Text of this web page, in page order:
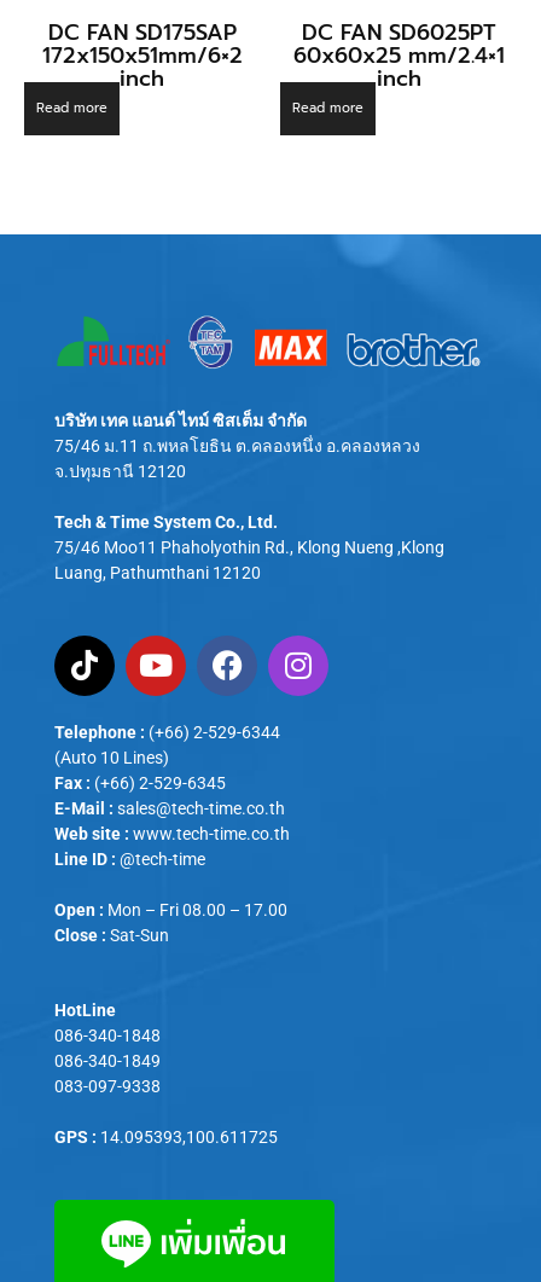
DC FAN SD175SAP
172x150x51mm/6×2
inch
Read more
DC FAN SD6025PT
60x60x25 mm/2.4×1
inch
Read more
บริษัท เทค แอนด์ ไทม์ ซิสเต็ม จำกัด
75/46 ม.11 ถ.พหลโยธิน ต.คลองหนึ่ง อ.คลองหลวง
จ.ปทุมธานี 12120
Tech & Time System Co., Ltd.
75/46 Moo11 Phaholyothin Rd., Klong Nueng ,Klong
Luang, Pathumthani 12120
Telephone : (+66) 2-529-6344
(Auto 10 Lines)
Fax : (+66) 2-529-6345
E-Mail : sales@tech-time.co.th
Web site : www.tech-time.co.th
Line ID : @tech-time
Open : Mon – Fri 08.00 – 17.00
Close : Sat-Sun
HotLine
086-340-1848
086-340-1849
083-097-9338
GPS : 14.095393,100.611725